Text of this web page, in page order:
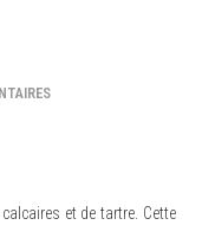
et de tartre. Cette